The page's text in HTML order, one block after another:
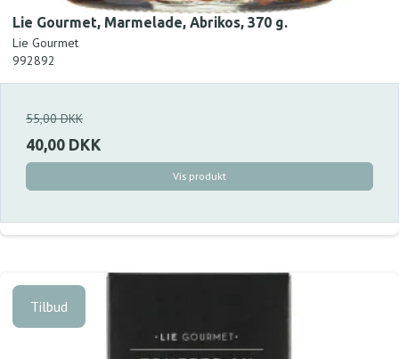
Lie Gourmet, Marmelade, Abrikos, 370 g.
Lie Gourmet
992892
55,00 DKK
40,00 DKK
Vis produkt
Tilbud